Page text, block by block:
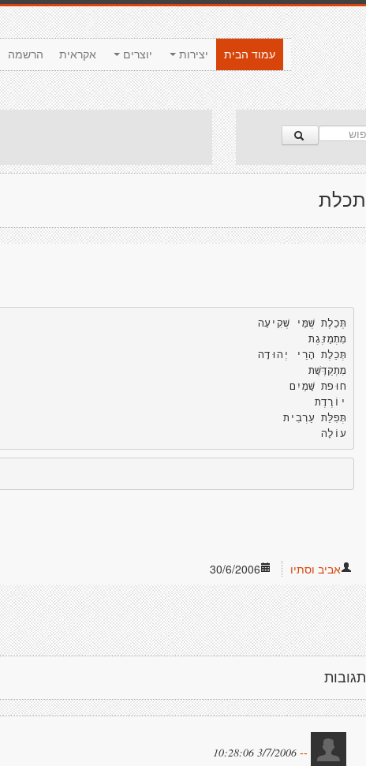
הרשמה אקראית יוצרים יצירות
עמוד הבית
תכלת
תְּכֵלֶת שְׁמֵּי שְׁקִיעָה
מִתְמַזֶּגֶת
תְּכֵלֶת הָרֵי יְהוּדָה
מִתְקַדֶּשֶׁת
חוּפת שָׁמַיִם
יוֹרֶדֶת
תְּפִלַּת עַרְבִית
עוֹלָה
30/6/2006 אביב וסתיו
תגובות
--
3/7/2006 10:28:06